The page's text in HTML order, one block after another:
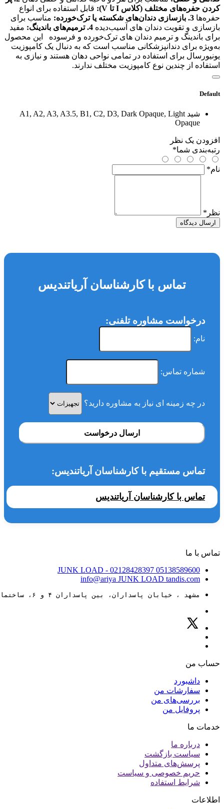
کردن حفره‌های مختلف (کلاس I تا V):
قابل استفاده برای انواع
حفره‌ها 3. بازسازی دندان‌های شکسته یا ترک‌خورده:
مناسب برای
بازسازی و تقویت دندان‌ های آسیب‌دیده 4. ترمیم‌های باندینگ:
مفید
برای باندینگ و ترمیم دندان‌ های ترک‌خورده و فرسوده این محصول
به‌ویژه برای دندانپزشکانی مناسب است که به دنبال یک کامپوزیت
یونیورسال برای استفاده در تمامی نواحی دهان هستند و نیازی به
استفاده از چندین نوع کامپوزیت مختلف ندارند.
Default
شید A1, A2, A3, A3.5, B1, C2, D3, Dark Opaque, Light
Opaque
افزودن یک نظر
رتبه‌بندی شما*
نام*
نظر *
ارسال دیدگاه
تماس با کارشناسان آریاتندیس
درخواست مشاوره تلفنی:
نام:
شماره تماس:
در چه زمینه ای نیاز به مشاوره دارید؟
ارسال درخواست
تماس مستقیم با کارشناسان آریاتندیس:
تماس با کارشناسان آریاتندیس
تماس با ما
05138589600
JUNK LOAD - 02128428397
info@ariya JUNK LOAD tandis.com
مشهد ، خیابان پاسداران، بین پاسداران ۴ و ۶، ساختمان ۸۸
حساب من
داشبورد
سفارشات من
بررسی‌های من
پروفایل من
خدمات ما
درباره ما
سیاست بازگشت
پرسش‌های متداول
حریم خصوصی و سیاست
شرایط استفاده
اطلاعات